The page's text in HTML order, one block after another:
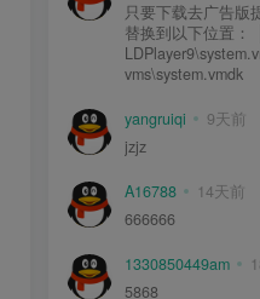
只要下载去广告版
替换到以下位置
vms\system.vmdk
yangruiqi 9天前
jzjz
A16788 14天前
666666
1330850449am
5868